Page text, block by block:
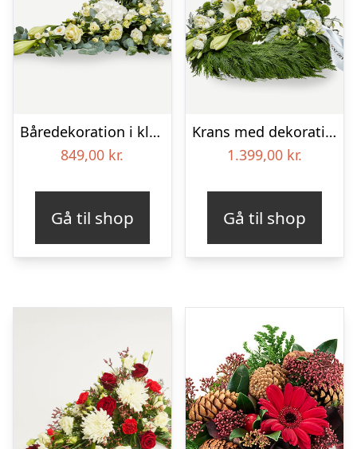
Båredekoration i klassisk stil – creme
849,00 kr.
Gå til shop
Krans med dekoration i klassisk stil og bånd creme
1.399,00 kr.
Gå til shop